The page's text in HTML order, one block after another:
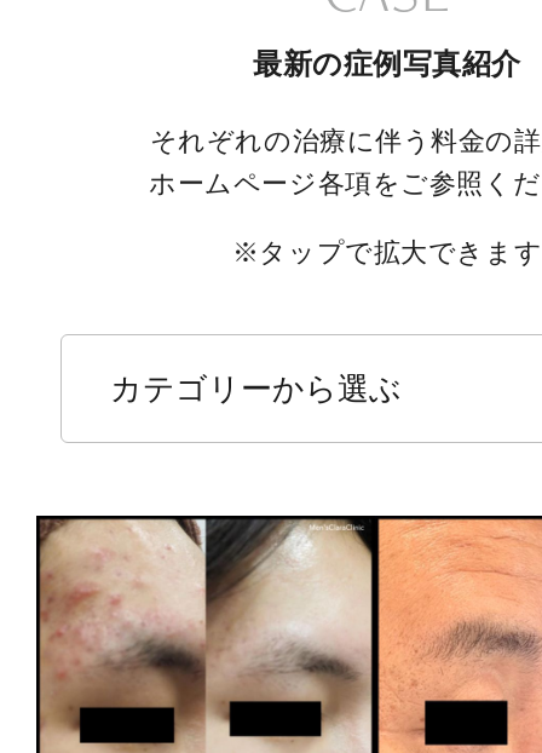
最新の症例写真紹介
それぞれの治療に伴う料金の
ホームページ各項をご参照く
※ タップで拡大できます